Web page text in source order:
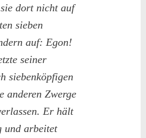
dort nicht auf
sieben
auf: Egon!
seiner
siebenköpfigen
anderen Zwerge
Er hält
und arbeitet